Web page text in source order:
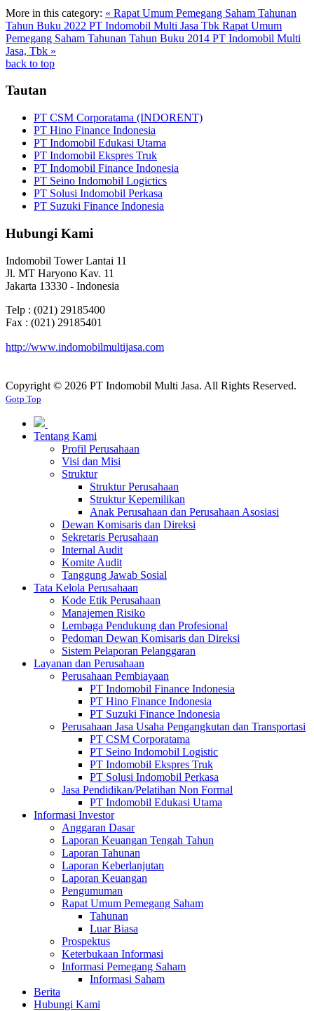
More in this category: « Rapat Umum Pemegang Saham Tahunan
Tahun Buku 2022 PT Indomobil Multi Jasa Tbk Rapat Umum
Pemegang Saham Tahunan Tahun Buku 2014 PT Indomobil Multi
Jasa, Tbk »
back to top
Tautan
PT CSM Corporatama (INDORENT)
PT Hino Finance Indonesia
PT Indomobil Edukasi Utama
PT Indomobil Ekspres Truk
PT Indomobil Finance Indonesia
PT Seino Indomobil Logictics
PT Solusi Indomobil Perkasa
PT Suzuki Finance Indonesia
Hubungi Kami
Indomobil Tower Lantai 11
Jl. MT Haryono Kav. 11
Jakarta 13330 - Indonesia
Telp : (021) 29185400
Fax : (021) 29185401
http://www.indomobilmultijasa.com
Copyright © 2026 PT Indomobil Multi Jasa. All Rights Reserved.
Gotp Top
Tentang Kami
Profil Perusahaan
Visi dan Misi
Struktur
Struktur Perusahaan
Struktur Kepemilikan
Anak Perusahaan dan Perusahaan Asosiasi
Dewan Komisaris dan Direksi
Sekretaris Perusahaan
Internal Audit
Komite Audit
Tanggung Jawab Sosial
Tata Kelola Perusahaan
Kode Etik Perusahaan
Manajemen Risiko
Lembaga Pendukung dan Profesional
Pedoman Dewan Komisaris dan Direksi
Sistem Pelaporan Pelanggaran
Layanan dan Perusahaan
Perusahaan Pembiayaan
PT Indomobil Finance Indonesia
PT Hino Finance Indonesia
PT Suzuki Finance Indonesia
Perusahaan Jasa Usaha Pengangkutan dan Transportasi
PT CSM Corporatama
PT Seino Indomobil Logistic
PT Indomobil Ekspres Truk
PT Solusi Indomobil Perkasa
Jasa Pendidikan/Pelatihan Non Formal
PT Indomobil Edukasi Utama
Informasi Investor
Anggaran Dasar
Laporan Keuangan Tengah Tahun
Laporan Tahunan
Laporan Keberlanjutan
Laporan Keuangan
Pengumuman
Rapat Umum Pemegang Saham
Tahunan
Luar Biasa
Prospektus
Keterbukaan Informasi
Informasi Pemegang Saham
Informasi Saham
Berita
Hubungi Kami